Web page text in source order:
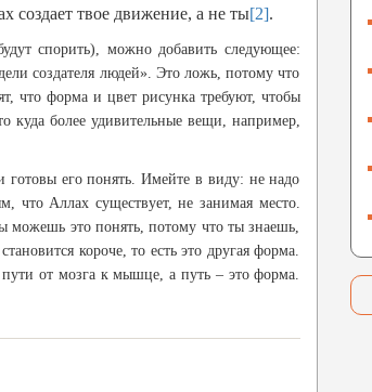
создает твое движение, а не ты[2].
спорить), можно добавить следующее:
создателя людей». Это ложь, потому что
что форма и цвет рисунка требуют, чтобы
куда более удивительные вещи, например,
его понять. Имейте в виду: не надо
что Аллах существует, не занимая место.
можешь это понять, потому что ты знаешь,
короче, то есть это другая форма.
от мозга к мышце, а путь – это форма.